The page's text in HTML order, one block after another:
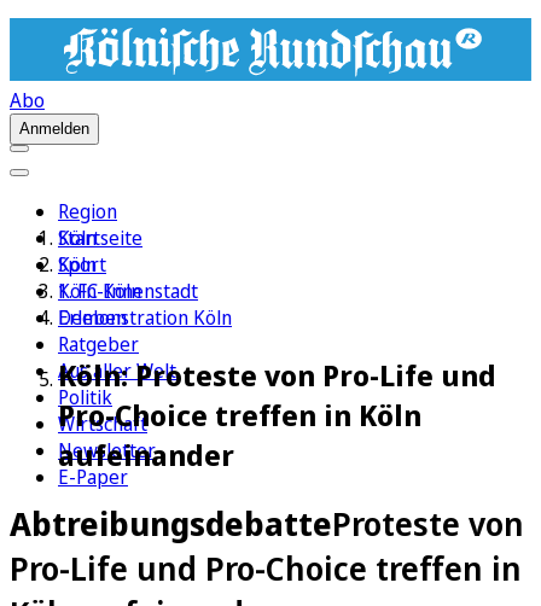
Abo
Anmelden
Region
Köln
Sport
1. FC Köln
Erleben
Ratgeber
Aus aller Welt
Politik
Wirtschaft
Newsletter
E-Paper
Startseite
Köln
Köln-Innenstadt
Demonstration Köln
Köln: Proteste von Pro-Life und
Pro-Choice treffen in Köln
aufeinander
AbtreibungsdebatteProteste von
Pro-Life und Pro-Choice treffen in